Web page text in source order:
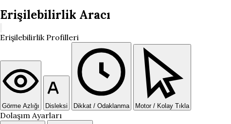
Erişilebilirlik Aracı
Erişilebilirlik Profilleri
Görme Azlığı Disleksi Dikkat / Odaklanma Motor / Kolay Tıkla
Dolaşım Ayarları